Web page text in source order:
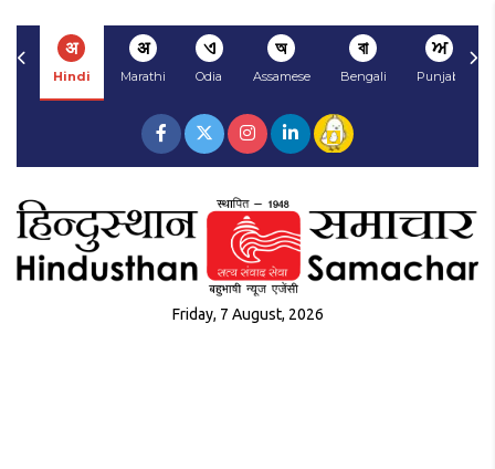
अ
Hindi
अ
Marathi
ଏ
Odia
অ
Assamese
বা
Bengali
ਅ
Punjabi
Friday, 7 August, 2026